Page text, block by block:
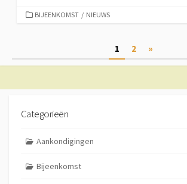
CATEGORIEËN
BIJEENKOMST / NIEUWS
1 2 »
Categorieën
Aankondigingen
Bijeenkomst